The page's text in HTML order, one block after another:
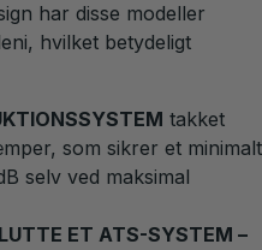
har disse modeller
hvilket betydeligt
takket
som sikrer et minimalt
selv ved maksimal
ET ATS-SYSTEM –